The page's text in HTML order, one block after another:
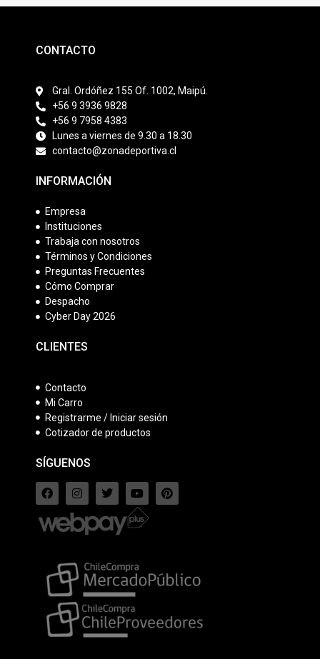
CONTACTO
Gral. Ordóñez 155 Of. 1002, Maipú.
+56 9 3936 9828
+56 9 7958 4383
Lunes a viernes de 9.30 a 18.30
contacto@zonadeportiva.cl
INFORMACIÓN
Empresa
Instituciones
Trabaja con nosotros
Términos y Condiciones
Preguntas Frecuentes
Cómo Comprar
Despacho
Cyber Day 2026
CLIENTES
Contacto
Mi Carro
Registrarme / Iniciar sesión
Cotizador de productos
SÍGUENOS